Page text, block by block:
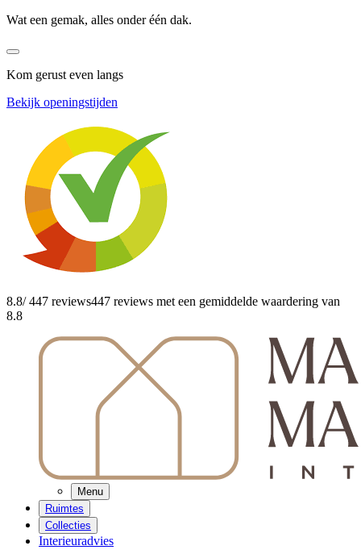
Wat een gemak, alles onder één dak.
Kom gerust even langs
Bekijk openingstijden
8.8/ 447 reviews447 reviews met een gemiddelde waardering van
8.8
Menu
Ruimtes
Collecties
Interieuradvies